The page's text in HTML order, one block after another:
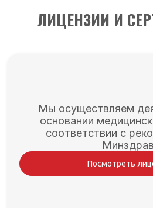
ЛИЦЕНЗИИ И
Мы осуществляем
основании
соответствии с
Посмотреть